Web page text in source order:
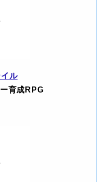
ル
育成RPG